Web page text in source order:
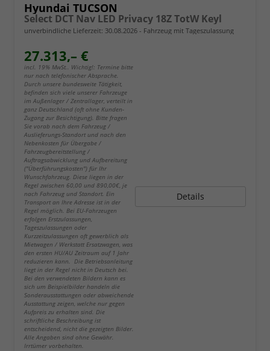
Hyundai TUCSON
Select DCT Nav LED Privacy 18Z TotW Keyl
unverbindliche Lieferzeit: 30.08.2026 Fahrzeug mit Tageszulassung
27.313,– €
incl. 19% MwSt.. Wichtig!: Termine bitte
nur nach telefonischer Absprache.
Durch unsere bundesweite Tätigkeit,
befinden sich viele unserer Fahrzeuge
im Außenlager / Zentrallager, verteilt in
ganz Deutschland (oft ohne Kunden-
Zugang zur Besichtigung). Bitte fragen
Sie vorab nach dem Fahrzeug /
Auslieferungs-Standort und nach den
Nebenkosten für Übergabe /
Fahrzeugbereitstellung /
Auftragsabwicklung und Aufbereitung
("Überführungskosten") für Ihr
Wunschfahrzeug. Diese liegen in der
Regel zwischen 60,00 und 890,00€, je
nach Fahrzeug und Standort. Ein
Transport an Ihre Adresse ist in der
Regel möglich. Bei EU-Fahrzeugen
erfolgen Erstzulassungen,
Tageszulassungen oder
Kurzzeitzulassungen oft gewerblich als
Mietwagen / Werkstatt Ersatzwagen, was
den ersten HU/AU Zeitraum auf 1 Jahr
reduzieren kann. Die Betriebsanleitung
liegt in der Regel nicht in Deutsch bei.
Bei den verwendeten Bildern kann es
sich um Beispielbilder handeln die
Sonderausstattungen oder abweichende
Ausstattung zeigen, welche nur gegen
Aufpreis zu erhalten sind. Die
schriftliche Beschreibung ist
entscheidend, nicht die gezeigten Bilder.
Alle Angaben sind ohne Gewähr.
Irrtümer vorbehalten.
Details